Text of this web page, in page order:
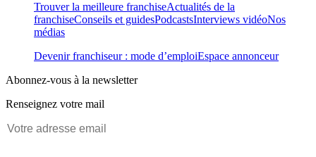
Trouver la meilleure franchiseActualités de la
franchiseConseils et guidesPodcastsInterviews vidéoNos
médias
Devenir franchiseur : mode d’emploiEspace annonceur
Abonnez-vous à la newsletter
Renseignez votre mail